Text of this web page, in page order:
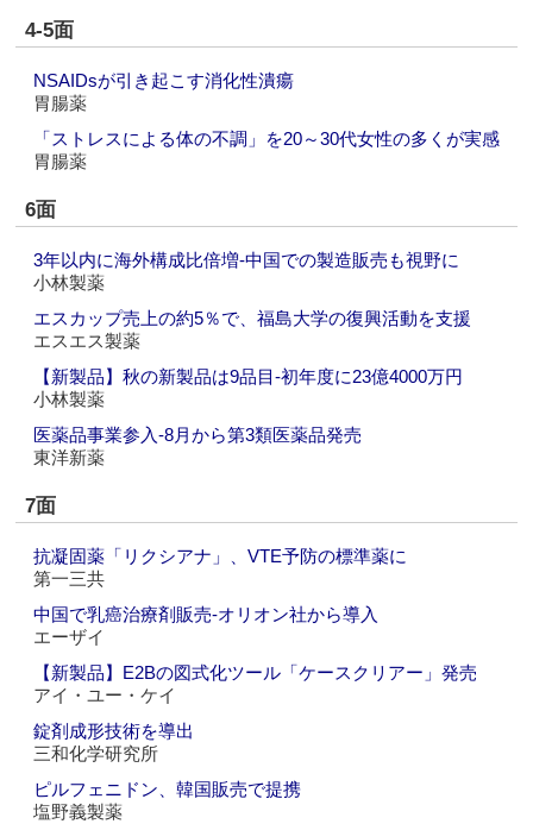
4-5面
NSAIDsが引き起こす消化性潰瘍
胃腸薬
「ストレスによる体の不調」を20～30代女性の多くが実感
胃腸薬
6面
3年以内に海外構成比倍増‐中国での製造販売も視野に
小林製薬
エスカップ売上の約5％で、福島大学の復興活動を支援
エスエス製薬
【新製品】秋の新製品は9品目‐初年度に23億4000万円
小林製薬
医薬品事業参入‐8月から第3類医薬品発売
東洋新薬
7面
抗凝固薬「リクシアナ」、VTE予防の標準薬に
第一三共
中国で乳癌治療剤販売‐オリオン社から導入
エーザイ
【新製品】E2Bの図式化ツール「ケースクリアー」発売
アイ・ユー・ケイ
錠剤成形技術を導出
三和化学研究所
ピルフェニドン、韓国販売で提携
塩野義製薬